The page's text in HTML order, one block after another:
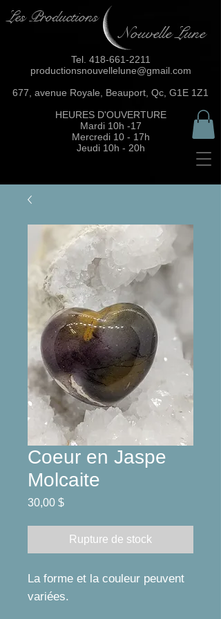
Les Productions
Nouvelle Lune
Tel. 418-661-2211
productionsnouvellelune@gmail.com
677, avenue Royale, Beauport, Qc, G1E 1Z1
HEURES D'OUVERTURE
Mardi 10h -17
Mercredi 10 - 17h
Jeudi 10h - 20h
Coeur en Jaspe
Molcaite
30,00 $Prix
Rupture de stock
La forme et la couleur peuvent
variées.